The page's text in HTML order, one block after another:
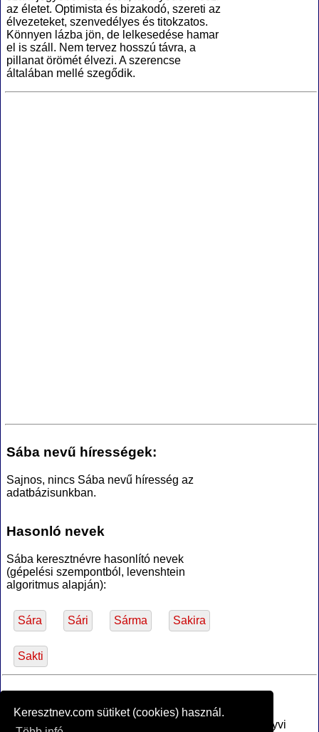
Keresztnev.com sütiket (cookies) használ.
az életet. Optimista és bizakodó, szereti az
élvezeteket, szenvedélyes és titokzatos.
Könnyen lázba jön, de lelkesedése hamar
el is száll. Nem tervez hosszú távra, a
pillanat örömét élvezi. A szerencse
általában mellé szegődik.
Sába nevű hírességek:
Sajnos, nincs Sába nevű híresség az
adatbázisunkban.
Hasonló nevek
Sába keresztnévre hasonlító nevek
(gépelési szempontból, levenshtein
algoritmus alapján):
Sára Sári Sárma Sakira
Sakti
Az MTA Nyelvtudományi Intézete által anyakönyvi